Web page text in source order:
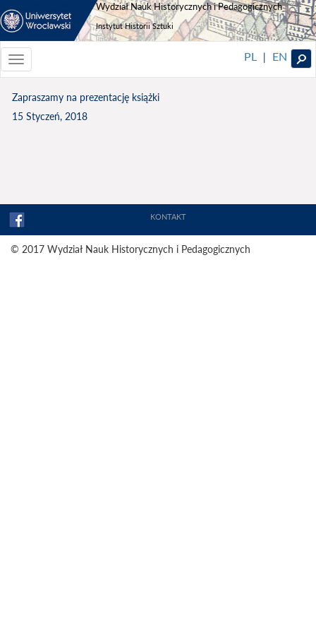
Wydział Nauk Historycznych i Pedagogicznych
Instytut Historii Sztuki
Toggle
navigationToggle
PL | EN
Zapraszamy na prezentację książki
15 Styczeń, 2018
KONTAKT
© 2017 Wydział Nauk Historycznych i Pedagogicznych